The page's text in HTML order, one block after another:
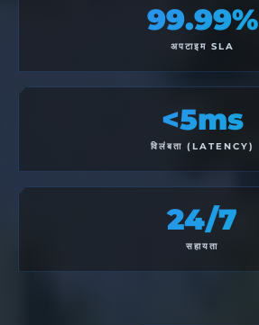
99.99%
अपटाइम SLA
<5ms
विलंबता (LATENCY)
24/7
सहायता